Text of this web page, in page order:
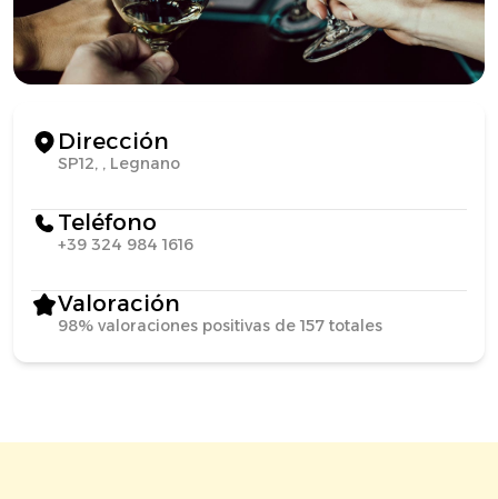
Dirección
SP12, , Legnano
Teléfono
+39 324 984 1616
Valoración
98% valoraciones positivas de 157 totales